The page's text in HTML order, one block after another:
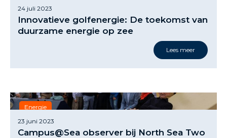
24 juli 2023
Innovatieve golfenergie: De toekomst van
duurzame energie op zee
Lees meer
Energie
23 juni 2023
Campus@Sea observer bij North Sea Two